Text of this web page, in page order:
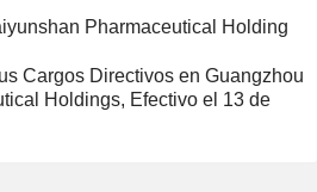
Pharmaceutical Holding
Cargos Directivos en Guangzhou
Holdings, Efectivo el 13 de